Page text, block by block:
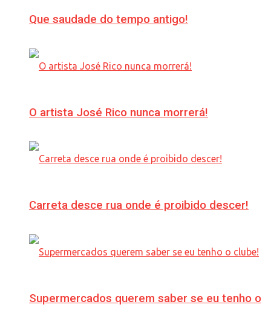
Que saudade do tempo antigo!
O artista José Rico nunca morrerá!
Carreta desce rua onde é proibido descer!
Supermercados querem saber se eu tenho o